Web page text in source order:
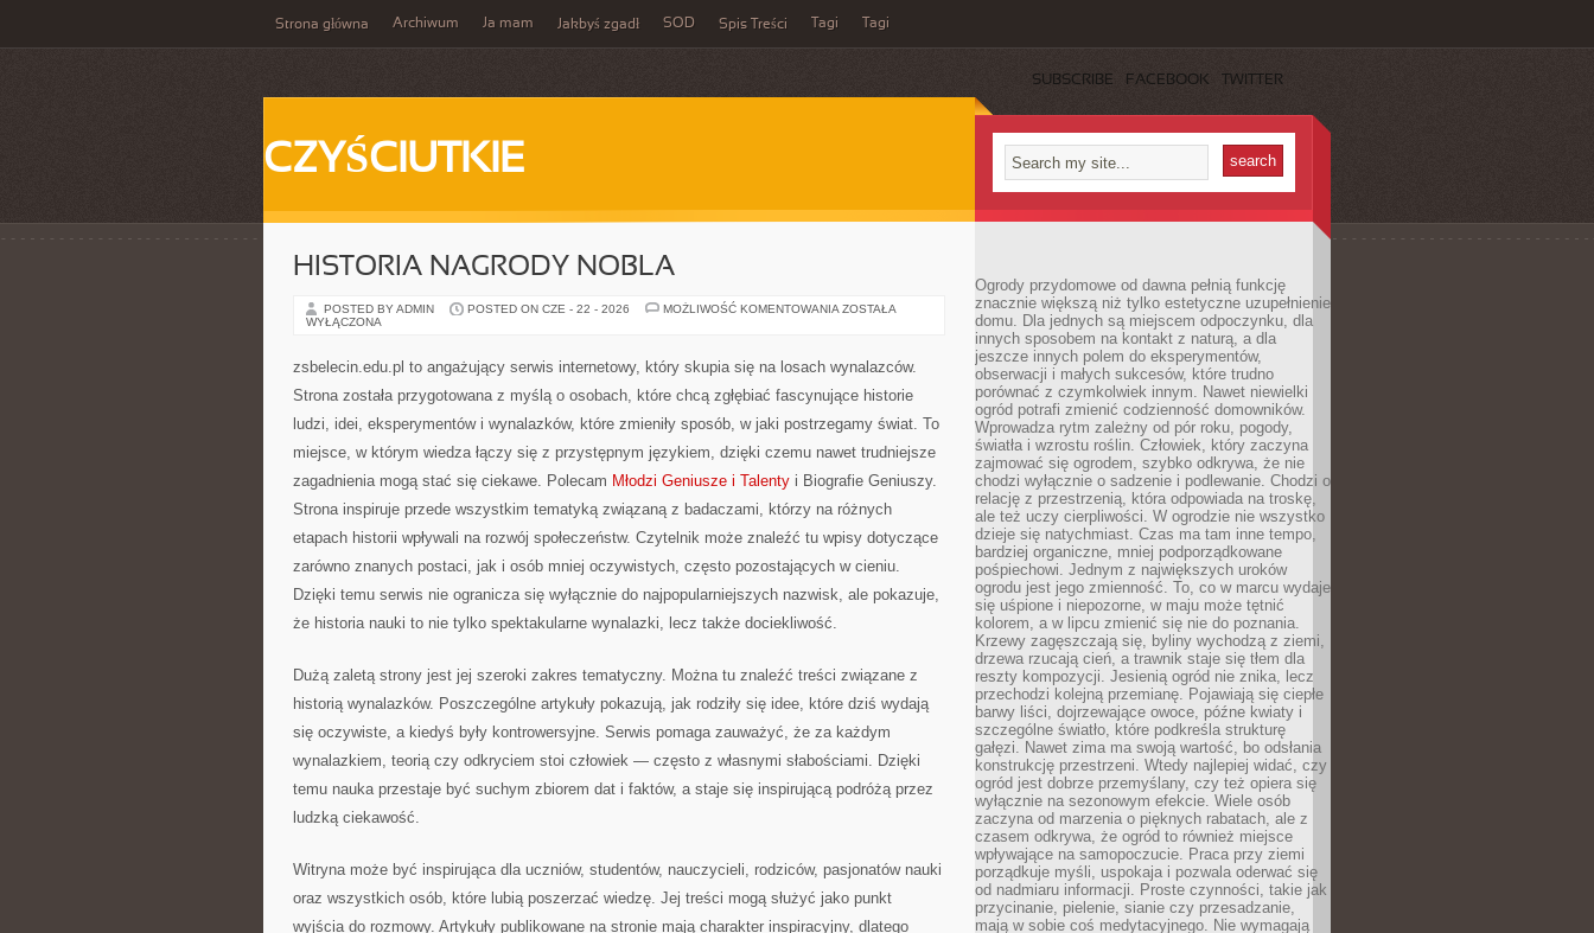
Strona główna Archiwum Ja mam Jakbyś zgadł SOD Spis Treści Tagi Tagi
SUBSCRIBE FACEBOOK TWITTER
CZYŚCIUTKIE
HISTORIA NAGRODY NOBLA
POSTED BY ADMIN POSTED ON CZE - 22 - 2026 MOŻLIWOŚĆ KOMENTOWANIA HISTORIA
ZOSTAŁA
WYŁĄCZONA
zsbelecin.edu.pl to angażujący serwis internetowy, który skupia się na losach wynalazców.
Strona została przygotowana z myślą o osobach, które chcą zgłębiać fascynujące historie
ludzi, idei, eksperymentów i wynalazków, które zmieniły sposób, w jaki postrzegamy świat. To
miejsce, w którym wiedza łączy się z przystępnym językiem, dzięki czemu nawet trudniejsze
zagadnienia mogą stać się ciekawe. Polecam Młodzi Geniusze i Talenty i Biografie Geniuszy.
Strona inspiruje przede wszystkim tematyką związaną z badaczami, którzy na różnych
etapach historii wpływali na rozwój społeczeństw. Czytelnik może znaleźć tu wpisy dotyczące
zarówno znanych postaci, jak i osób mniej oczywistych, często pozostających w cieniu.
Dzięki temu serwis nie ogranicza się wyłącznie do najpopularniejszych nazwisk, ale pokazuje,
że historia nauki to nie tylko spektakularne wynalazki, lecz także dociekliwość.
Dużą zaletą strony jest jej szeroki zakres tematyczny. Można tu znaleźć treści związane z
historią wynalazków. Poszczególne artykuły pokazują, jak rodziły się idee, które dziś wydają
się oczywiste, a kiedyś były kontrowersyjne. Serwis pomaga zauważyć, że za każdym
wynalazkiem, teorią czy odkryciem stoi człowiek — często z własnymi słabościami. Dzięki
temu nauka przestaje być suchym zbiorem dat i faktów, a staje się inspirującą podróżą przez
ludzką ciekawość.
Witryna może być inspirująca dla uczniów, studentów, nauczycieli, rodziców, pasjonatów nauki
oraz wszystkich osób, które lubią poszerzać wiedzę. Jej treści mogą służyć jako punkt
wyjścia do rozmowy. Artykuły publikowane na stronie mają charakter inspiracyjny, dlatego
Ogrody przydomowe od dawna pełnią funkcję
znacznie większą niż tylko estetyczne uzupełnienie
domu. Dla jednych są miejscem odpoczynku, dla
innych sposobem na kontakt z naturą, a dla
jeszcze innych polem do eksperymentów,
obserwacji i małych sukcesów, które trudno
porównać z czymkolwiek innym. Nawet niewielki
ogród potrafi zmienić codzienność domowników.
Wprowadza rytm zależny od pór roku, pogody,
światła i wzrostu roślin. Człowiek, który zaczyna
zajmować się ogrodem, szybko odkrywa, że nie
chodzi wyłącznie o sadzenie i podlewanie. Chodzi o
relację z przestrzenią, która odpowiada na troskę,
ale też uczy cierpliwości. W ogrodzie nie wszystko
dzieje się natychmiast. Czas ma tam inne tempo,
bardziej organiczne, mniej podporządkowane
pośpiechowi. Jednym z największych uroków
ogrodu jest jego zmienność. To, co w marcu wydaje
się uśpione i niepozorne, w maju może tętnić
kolorem, a w lipcu zmienić się nie do poznania.
Krzewy zagęszczają się, byliny wychodzą z ziemi,
drzewa rzucają cień, a trawnik staje się tłem dla
reszty kompozycji. Jesienią ogród nie znika, lecz
przechodzi kolejną przemianę. Pojawiają się ciepłe
barwy liści, dojrzewające owoce, późne kwiaty i
szczególne światło, które podkreśla strukturę
gałęzi. Nawet zima ma swoją wartość, bo odsłania
konstrukcję przestrzeni. Wtedy najlepiej widać, czy
ogród jest dobrze przemyślany, czy też opiera się
wyłącznie na sezonowym efekcie. Wiele osób
zaczyna od marzenia o pięknych rabatach, ale z
czasem odkrywa, że ogród to również miejsce
wpływające na samopoczucie. Praca przy ziemi
porządkuje myśli, uspokaja i pozwala oderwać się
od nadmiaru informacji. Proste czynności, takie jak
przycinanie, pielenie, sianie czy przesadzanie,
mają w sobie coś medytacyjnego. Nie wymagają